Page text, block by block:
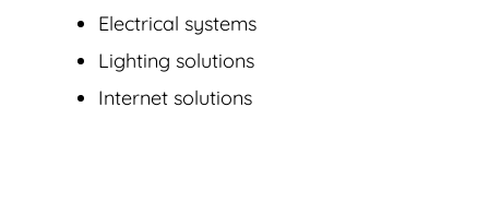
Electrical systems
Lighting solutions
Internet solutions